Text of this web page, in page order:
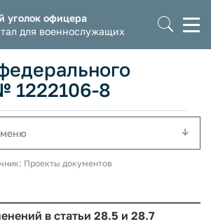
уголок офицера
для военнослужащих
1222106-8
меню
Проекты документов
в статьи 28.5 и 28.7